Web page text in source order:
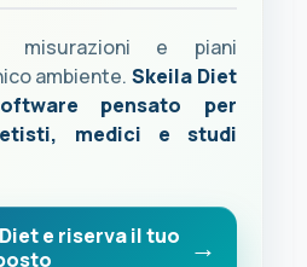
misurazioni e piani
ambiente.Skeila Diet
pensato per
medici e studi
e riserva il tuo